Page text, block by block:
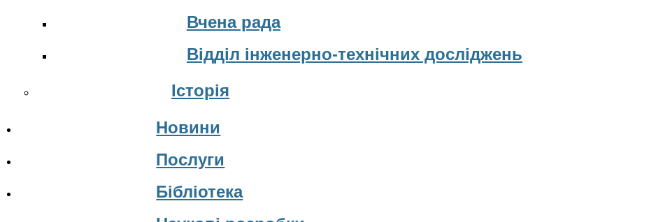
Вчена рада
Відділ інженерно-технічних досліджень
Історія
Новини
Послуги
Бібліотека